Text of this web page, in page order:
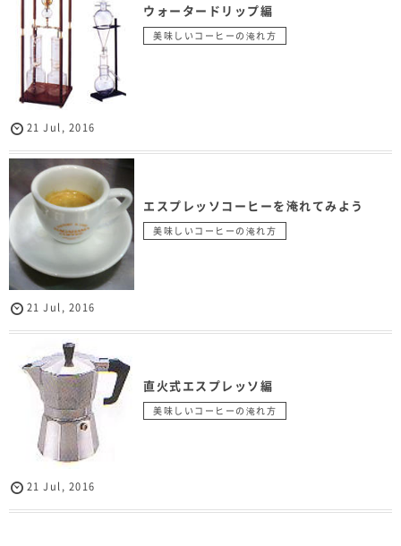
ウォータードリップ編
美味しいコーヒーの淹れ方
21 Jul, 2016
エスプレッソコーヒーを淹れてみよう
美味しいコーヒーの淹れ方
21 Jul, 2016
直火式エスプレッソ編
美味しいコーヒーの淹れ方
21 Jul, 2016